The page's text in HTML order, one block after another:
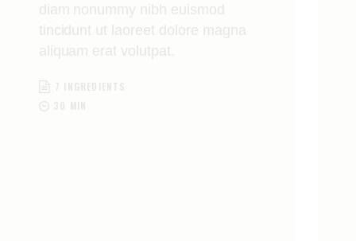
diam nonummy nibh euismod
tincidunt ut laoreet dolore magna
aliquam erat volutpat.
7 INGREDIENTS
30 MIN